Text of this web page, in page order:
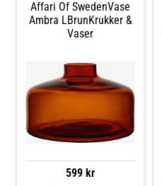
Affari Of SwedenVase
Ambra LBrunKrukker &
Vaser
599 kr